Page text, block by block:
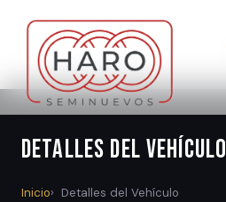
Detalles del Vehículo
Inicio Detalles del Vehículo